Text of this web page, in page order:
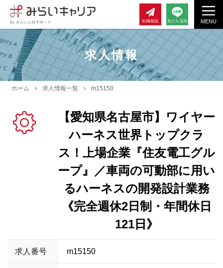
MENU
転職相談 友だち追加
求人情報
ホーム 求人情報一覧 m15150
【愛知県名古屋市】ワイヤー
ハーネス世界トップクラ
ス！上場企業『住友電工グル
ープ』／車両の可動部に用い
るハーネスの開発設計業務
《完全週休2日制・年間休日
121日》
求人番号 m15150